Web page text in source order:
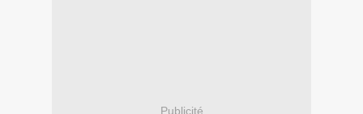
Publicité